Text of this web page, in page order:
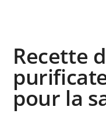
Recette
pour la